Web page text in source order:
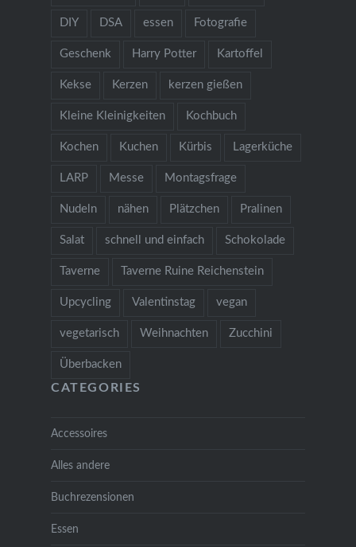
DIY DSA essen Fotografie
Geschenk Harry Potter Kartoffel
Kekse Kerzen kerzen gießen
Kleine Kleinigkeiten Kochbuch
Kochen Kuchen Kürbis Lagerküche
LARP Messe Montagsfrage
Nudeln nähen Plätzchen Pralinen
Salat schnell und einfach Schokolade
Taverne Taverne Ruine Reichenstein
Upcycling Valentinstag vegan
vegetarisch Weihnachten Zucchini
Überbacken
CATEGORIES
Accessoires
Alles andere
Buchrezensionen
Essen